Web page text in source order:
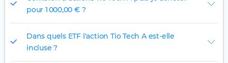
pour 1 000,00 € ?
Dans quels ETF l'action Tio Tech A est-elle
incluse ?